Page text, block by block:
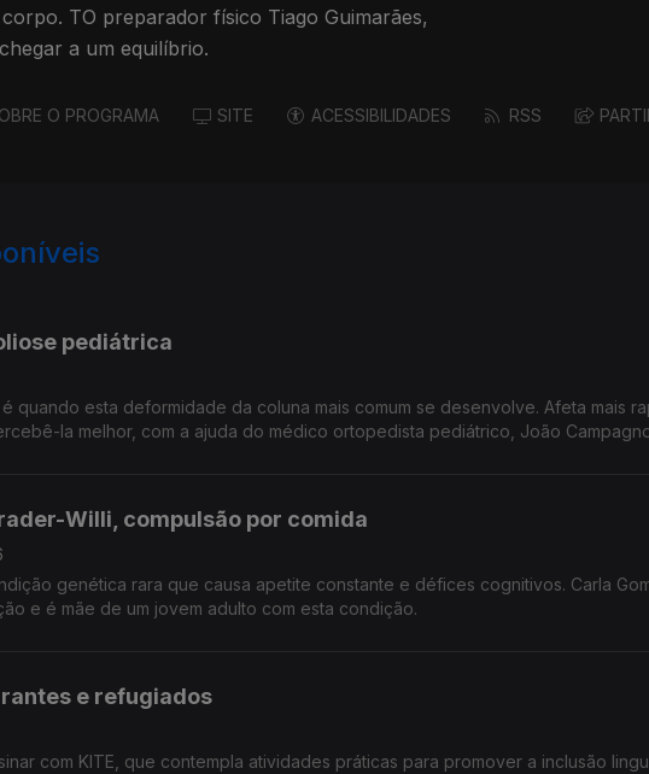
TO preparador físico Tiago Guimarães,
a um equilíbrio.
O PROGRAMA SITE ACESSIBILIDADES RSS
pediátrica
quando esta deformidade da coluna mais comum se desenvolve. Afeta mais
la melhor, com a ajuda do médico ortopedista pediátrico, João
Willi, compulsão por comida
genética rara que causa apetite constante e défices cognitivos. Carla
e é mãe de um jovem adulto com esta condição.
e refugiados
com KITE, que contempla atividades práticas para promover a inclusão